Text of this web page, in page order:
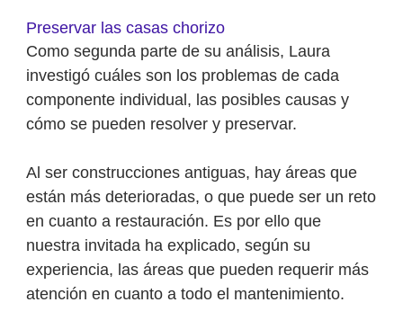
Preservar las casas chorizo
Como segunda parte de su análisis, Laura
investigó cuáles son los problemas de cada
componente individual, las posibles causas y
cómo se pueden resolver y preservar.
Al ser construcciones antiguas, hay áreas que
están más deterioradas, o que puede ser un reto
en cuanto a restauración. Es por ello que
nuestra invitada ha explicado, según su
experiencia, las áreas que pueden requerir más
atención en cuanto a todo el mantenimiento.